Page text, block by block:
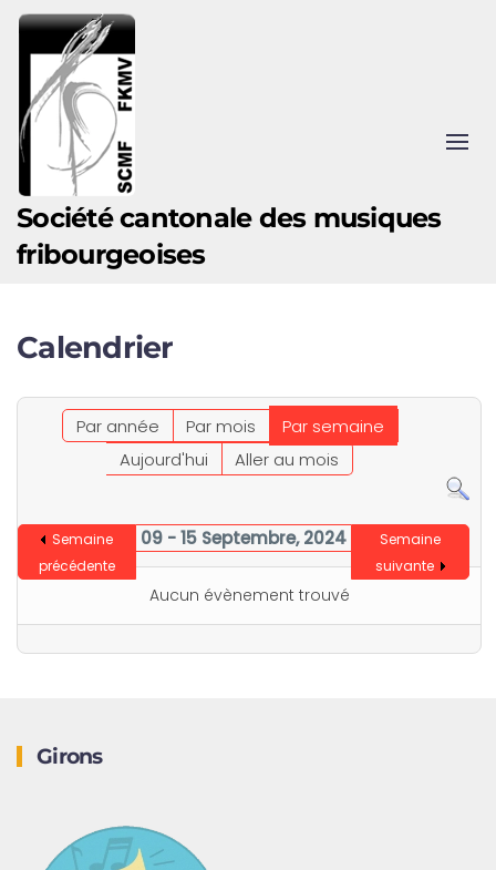
Accéder au contenu principal
Société cantonale des musiques
fribourgeoises
Calendrier
Par année Par mois
Par semaine
Aujourd'hui
Aller au mois
Semaine
précédente
09 - 15 Septembre, 2024
Semaine
suivante
Aucun évènement trouvé
Girons